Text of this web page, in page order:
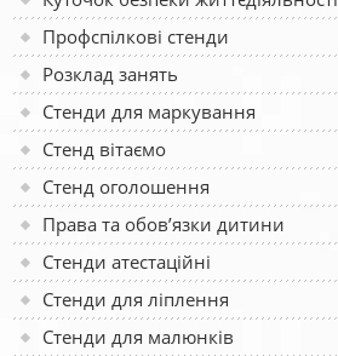
Профспілкові стенди
Розклад занять
Стенди для маркування
Стенд вітаємо
Стенд оголошення
Права та обов’язки дитини
Стенди атестаційні
Стенди для ліплення
Стенди для малюнків